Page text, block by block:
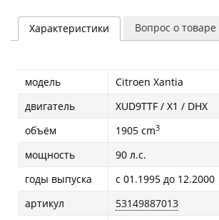
Характеристики Вопрос о товаре
модель
Citroen Xantia
двигатель
XUD9TTF / X1 / DHX
объём
1905 cm3
мощность
90 л.с.
годы выпуска
с 01.1995 до 12.2000
артикул
53149887013